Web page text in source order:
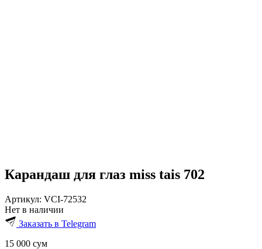
Карандаш для глаз miss tais 702
Артикул: VCI-72532
Нет в наличии
Заказать в Telegram
15 000 сум